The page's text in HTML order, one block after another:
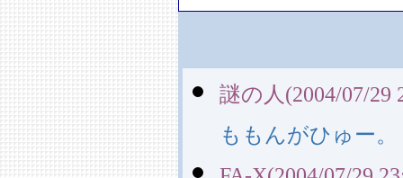
謎の人(2004/07/29
ももんがひゅー。